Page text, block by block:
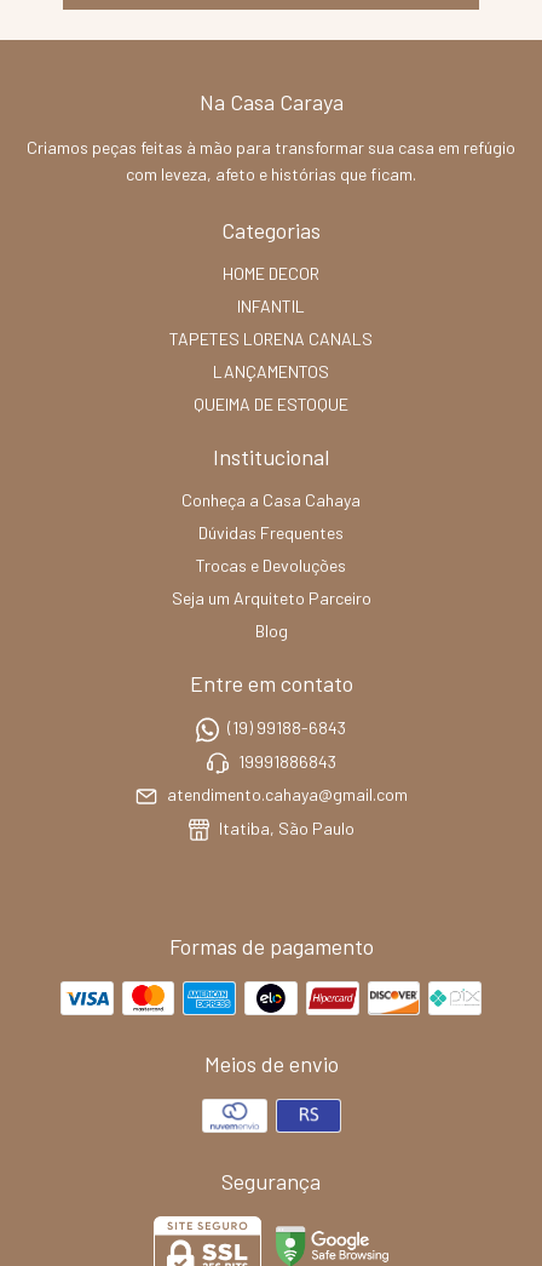
Na Casa Caraya
Criamos peças feitas à mão para transformar sua casa em refúgio
com leveza, afeto e histórias que ficam.
Categorias
HOME DECOR
INFANTIL
TAPETES LORENA CANALS
LANÇAMENTOS
QUEIMA DE ESTOQUE
Institucional
Conheça a Casa Cahaya
Dúvidas Frequentes
Trocas e Devoluções
Seja um Arquiteto Parceiro
Blog
Entre em contato
(19) 99188-6843
19991886843
atendimento.cahaya@gmail.com
Itatiba, São Paulo
Formas de pagamento
Meios de envio
Segurança